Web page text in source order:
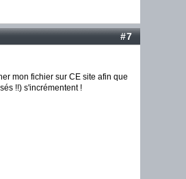
#7
mon fichier sur CE site afin que
!!) s'incrémentent !